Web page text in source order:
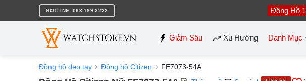
nội
HOTLINE: 093.189.2222 Đồng Hồ
Giảm Sâu Xu Hướng Danh Mục
Đồng hồ đeo tay Đồng hồ Citizen FE7073-54A